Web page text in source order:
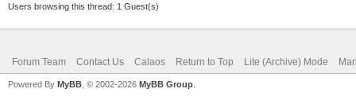
Users browsing this thread: 1 Guest(s)
Forum Team Contact Us Calaos Return to Top Lite (Archive) Mode
Powered By MyBB , © 2002-2026 MyBB Group